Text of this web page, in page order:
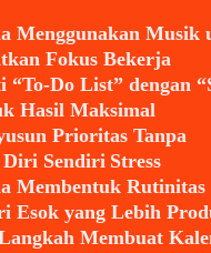
Menggunakan Musik
Fokus Bekerja
“To-Do List” dengan
Hasil Maksimal
Prioritas Tanpa
Sendiri Stress
Membentuk
Esok yang Lebih
Membuat